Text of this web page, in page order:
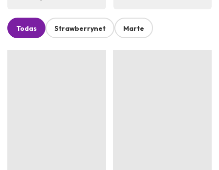
Todas Strawberrynet Marte